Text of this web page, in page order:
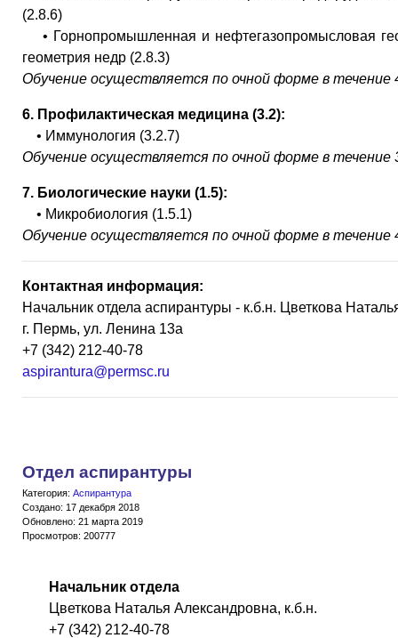
(2.8.6)
• Горнопромышленная и нефтегазопромысловая
геометрия недр (2.8.3)
Обучение осуществляется по очной форме в течение
6. Профилактическая медицина (3.2):
• Иммунология (3.2.7)
Обучение осуществляется по очной форме в течение
7. Биологические науки (1.5):
• Микробиология (1.5.1)
Обучение осуществляется по очной форме в течение
Контактная информация:
Начальник отдела аспирантуры - к.б.н. Цветкова
г. Пермь, ул. Ленина 13а
+7 (342) 212-40-78
aspirantura@permsc.ru
Отдел аспирантуры
Категория: Аспирантура
Создано: 17 декабря 2018
Обновлено: 21 марта 2019
Просмотров: 200777
Начальник отдела
Цветкова Наталья Александровна, к.б.н.
+7 (342) 212-40-78